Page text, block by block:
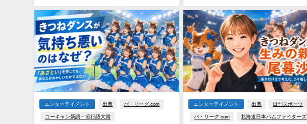
エンターテイメント 出典
パ・リーグ.com
ユーキャン新語・流行語大賞
エンターテイメント 出典
日刊スポーツ
パ・リーグ.com
北海道日本ハムファイターズ